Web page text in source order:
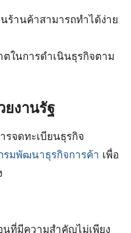
ร้านค้าสามารถทำได้ง่าย
ในการดำเนินธุรกิจตาม
งานรัฐ
รจดทะเบียนธุรกิจ
รมพัฒนาธุรกิจการค้า เพื่อ
นที่มีความสำคัญไม่เพียง